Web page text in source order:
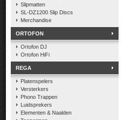
Slipmatten
SL-DZ1200 Slip Discs
Merchandise
ORTOFON
Ortofon DJ
Ortofon HiFi
REGA
Platenspelers
Versterkers
Phono Trappen
Luidsprekers
Elementen & Naalden